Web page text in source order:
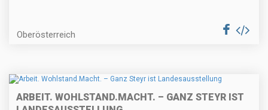
Oberösterreich
ARBEIT. WOHLSTAND.MACHT. – GANZ STEYR IST